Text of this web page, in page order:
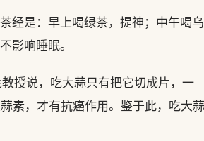
经是：早上喝绿茶，提神；中午喝乌
影响睡眠。
授说，吃大蒜只有把它切成片，一
素，才有抗癌作用。鉴于此，吃大蒜